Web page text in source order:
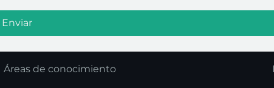
Áreas de conocimiento